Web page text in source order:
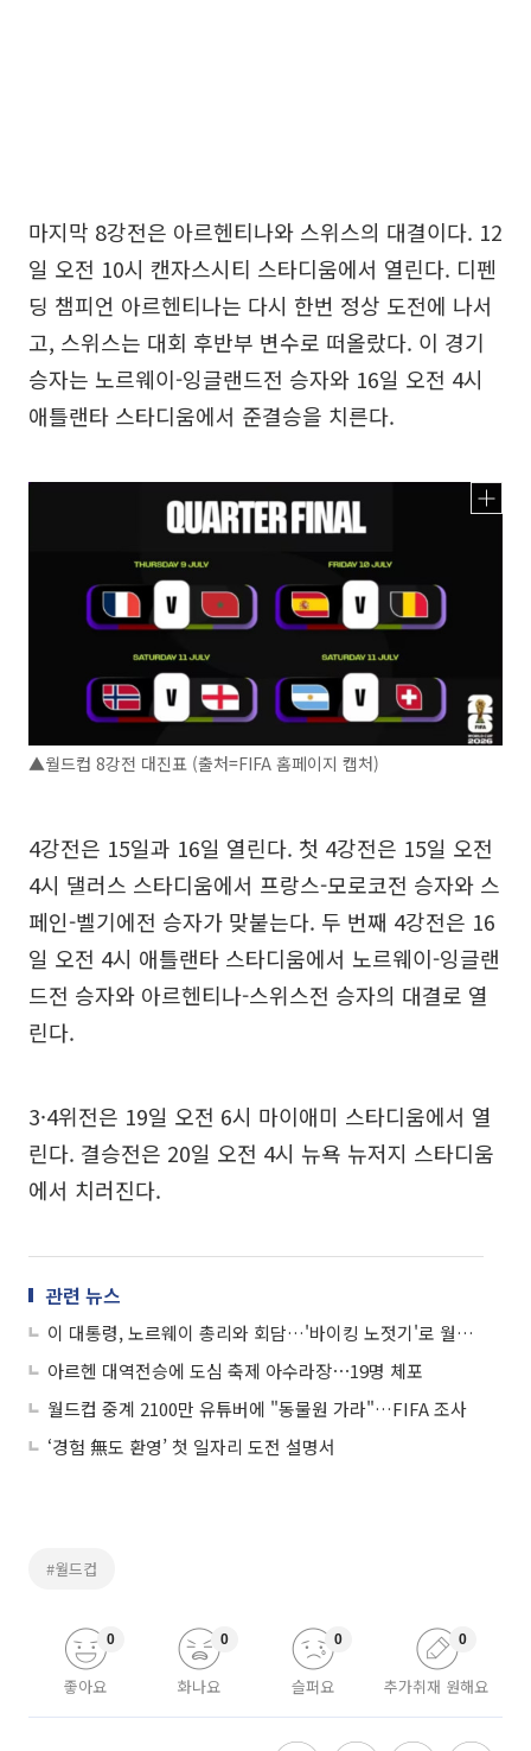
마지막 8강전은 아르헨티나와 스위스의 대결이다. 12
일 오전 10시 캔자스시티 스타디움에서 열린다. 디펜
딩 챔피언 아르헨티나는 다시 한번 정상 도전에 나서
고, 스위스는 대회 후반부 변수로 떠올랐다. 이 경기
승자는 노르웨이-잉글랜드전 승자와 16일 오전 4시
애틀랜타 스타디움에서 준결승을 치른다.
▲월드컵 8강전 대진표 (출처=FIFA 홈페이지 캡처)
4강전은 15일과 16일 열린다. 첫 4강전은 15일 오전
4시 댈러스 스타디움에서 프랑스-모로코전 승자와 스
페인-벨기에전 승자가 맞붙는다. 두 번째 4강전은 16
일 오전 4시 애틀랜타 스타디움에서 노르웨이-잉글랜
드전 승자와 아르헨티나-스위스전 승자의 대결로 열
린다.
3·4위전은 19일 오전 6시 마이애미 스타디움에서 열
린다. 결승전은 20일 오전 4시 뉴욕 뉴저지 스타디움
에서 치러진다.
관련 뉴스
이 대통령, 노르웨이 총리와 회담…'바이킹 노젓기'로 월드컵 8강 축하
아르헨 대역전승에 도심 축제 아수라장⋯19명 체포
월드컵 중계 2100만 유튜버에 "동물원 가라"…FIFA 조사
‘경험 無도 환영’ 첫 일자리 도전 설명서
#월드컵
좋아요
0
화나요
0
슬퍼요
0
추가취재 원해요
0